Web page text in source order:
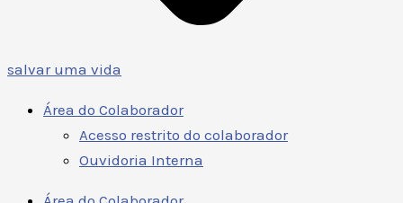
salvar uma vida
Área do Colaborador
Acesso restrito do colaborador
Ouvidoria Interna